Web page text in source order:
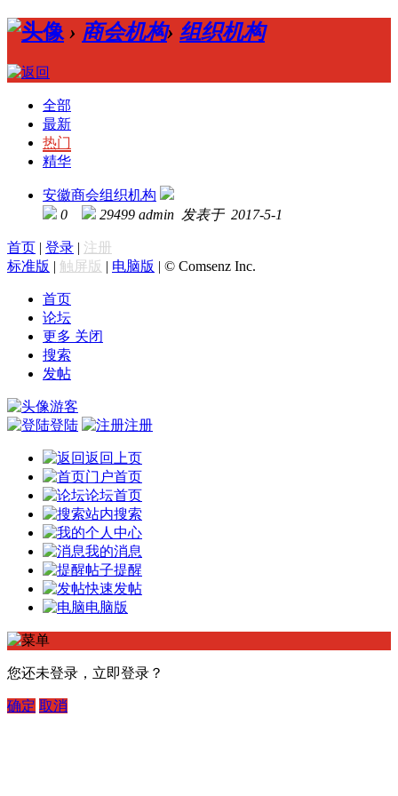
› 商会机构› 组织机构
全部
最新
热门
精华
安徽商会组织机构
0
29499 admin 发表于 2017-5-1
首页 | 登录 | 注册
标准版 | 触屏版 | 电脑版 | © Comsenz Inc.
首页
论坛
更多 关闭
搜索
发帖
游客
登陆
注册
返回上页
门户首页
论坛首页
站内搜索
个人中心
我的消息
帖子提醒
快速发帖
电脑版
您还未登录，立即登录？
确定 取消